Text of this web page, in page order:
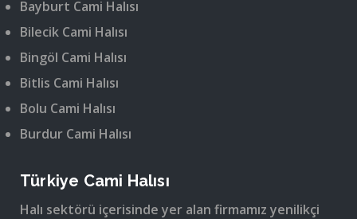
Bayburt Cami Halısı
Bilecik Cami Halısı
Bingöl Cami Halısı
Bitlis Cami Halısı
Bolu Cami Halısı
Burdur Cami Halısı
Türkiye Cami Halısı
Halı sektörü içerisinde yer alan firmamız yenilikçi